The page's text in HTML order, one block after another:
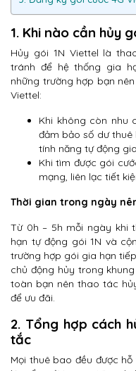
1. Khi nào cần hủy
Hủy gói 1N Viettel là
tránh để hệ thống gia
những trường hợp bạn
Viettel:
Khi không còn nhu
đảm bảo số dư
tính năng tự động
Khi tìm được gói
mạng, liên lạc tiết
Thời gian trong ngày
Từ 0h – 5h mỗi ngày khi
hạn tự động gói 1N và
trường hợp gói gia hạn
chủ động hủy trong
toàn bạn nên thao tác
để ưu đãi.
2. Tổng hợp cách
tắc
Mọi thuê bao đều được